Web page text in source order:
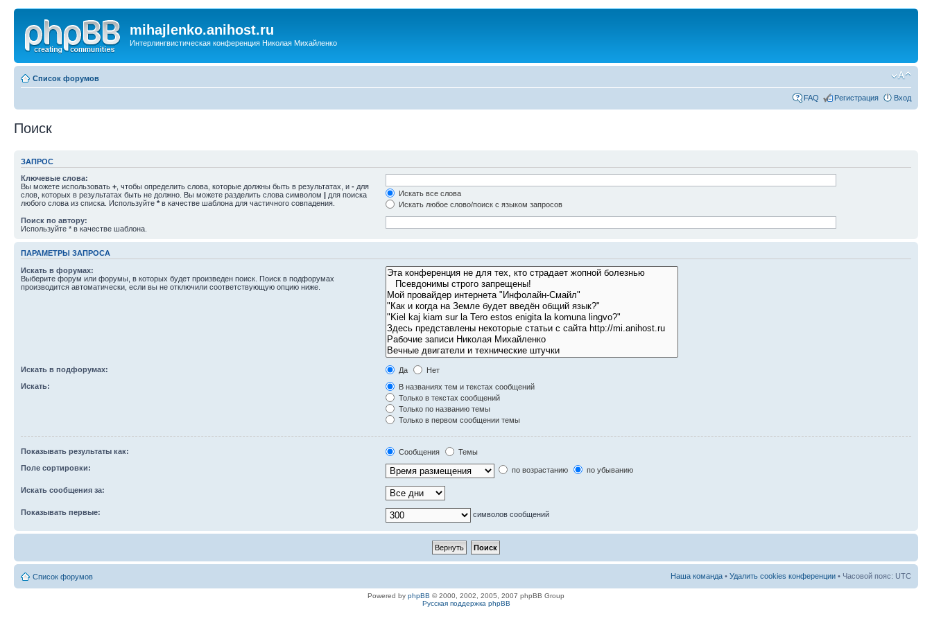
mihajlenko.anihost.ru
Интерлингвистическая конференция Николая Михайленко
Список форумов
FAQ Регистрация Вход
Поиск
ЗАПРОС
Ключевые слова:
Вы можете использовать + , чтобы определить слова, которые должны быть в результатах, и - для
слов, которых в результатах быть не должно. Вы можете разделить слова символом | для поиска
любого слова из списка. Используйте * в качестве шаблона для частичного совпадения.
Искать все слова
Искать любое слово/поиск с языком запросов
Поиск по автору:
Используйте * в качестве шаблона.
ПАРАМЕТРЫ ЗАПРОСА
Искать в форумах:
Выберите форум или форумы, в которых будет произведен поиск. Поиск в подфорумах
производится автоматически, если вы не отключили соответствующую опцию ниже.
Искать в подфорумах: Да
Нет
Искать:
В названиях тем и текстах сообщений
Только в текстах сообщений
Только по названию темы
Только в первом сообщении темы
Показывать результаты как: Сообщения
Темы
Поле сортировки:
по возрастанию по убыванию
Искать сообщения за:
Показывать первые: символов сообщений
Список форумов Наша команда • Удалить cookies конференции • Часовой пояс: UTC
Powered by phpBB © 2000, 2002, 2005, 2007 phpBB Group
Русская поддержка phpBB